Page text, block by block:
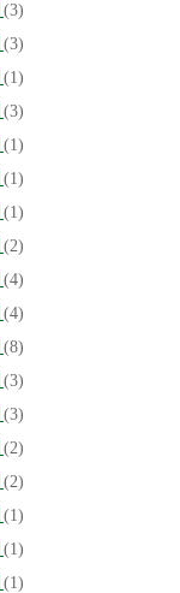
(3)
(3)
(1)
(3)
(1)
(1)
(1)
(2)
(4)
(4)
(8)
(3)
(3)
(2)
(2)
(1)
(1)
(1)